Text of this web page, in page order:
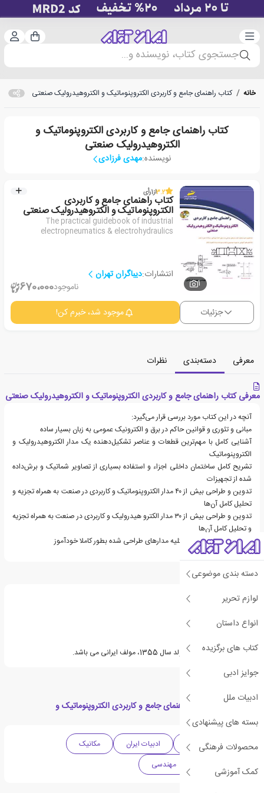
دسته‌بندی سبد
جستجوی کتاب، نویسنده و...
دسته بندی موضوعی
لوازم تحریر
انواع داستان
کتاب های برگزیده
جوایز ادبی
ادبیات ملل
بسته های پیشنهادی
محصولات فرهنگی
کمک آموزشی
خانه / کتاب راهنمای جامع و کاربردی الکتروپنوماتیک و الکتروهیدرولیک صنعتی
کتاب راهنمای جامع و کاربردی الکتروپنوماتیک و
الکتروهیدرولیک صنعتی
نویسنده:مهدی فرزادی
1
3.2از1رأی
کتاب راهنمای جامع و کاربردی
الکتروپنوماتیک و الکتروهیدرولیک صنعتی
The practical guidebook of industrial
electropneumatics & electrohydraulics
انتشارات:دیباگران تهران
ناموجود670،000
جزئیات موجود شد، خبرم کن!
معرفی دسته‌بندی نظرات
معرفی کتاب راهنمای جامع و کاربردی الکتروپنوماتیک و الکتروهیدرولیک صنعتی
آنچه در این کتاب مورد بررسی قرار می‌گیرد:
مبانی و تئوری و قوانین حاکم در برق و الکترونیک عمومی به زبان بسیار ساده
آشنایی کامل با مهم‌ترین قطعات و عناصر تشکیل‌دهنده یک مدار الکتروهیدرولیک و
الکتروپنوماتیک
تشریح کامل ساختمان داخلی اجزاء و استفاده بسیاری از تصاویر شماتیک و برش‌داده
شده از تجهیزات
تدوین و طراحی بیش از ۴۰ مدار الکتروپنوماتیک و کاربردی در صنعت به همراه تجزیه و
تحلیل کامل آن‌ها
تدوین و طراحی بیش از ۳۰ مدار الکترو هیدرولیک و کاربردی در صنعت به همراه تجزیه
و تحلیل کامل آن‌ها
ارائه فیلم و نحوه عملکرد کلیه مدارهای طراحی شده بطور کاملا خودآموز
درباره مهدی فرزادی
مهندس مهدی فرزادی متولد سال 1355، مولف ایرانی می باشد.
دسته بندی های کتاب راهنمای جامع و کاربردی الکتروپنوماتیک و
الکتروهیدرولیک صنعتی
ادبیات واقع گرایانه ادبیات ایران
مکانیک
مهندسی